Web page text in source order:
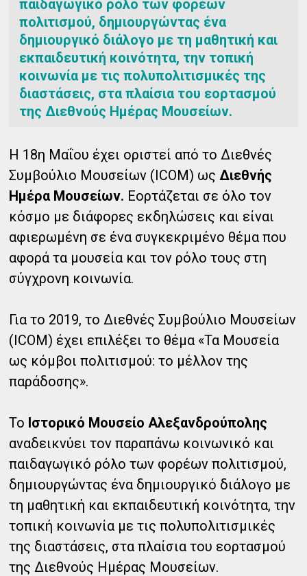
παιδαγωγικό ρόλο των φορέων
πολιτισμού, δημιουργώντας ένα
δημιουργικό διάλογο με τη μαθητική και
εκπαιδευτική κοινότητα, την τοπική
κοινωνία με τις πολυπολιτισμικές της
διαστάσεις, στα πλαίσια του εορτασμού
της Διεθνούς Ημέρας Μουσείων.
Η 18η Μαΐου έχει οριστεί από το Διεθνές
Συμβούλιο Μουσείων (ICOM) ωςΔιεθνής
Ημέρα Μουσείων. Εορτάζεται σε όλο τον
κόσμο με διάφορες εκδηλώσεις και είναι
αφιερωμένη σε ένα συγκεκριμένο θέμα που
αφορά τα μουσεία και τον ρόλο τους στη
σύγχρονη κοινωνία.
Για το 2019, το Διεθνές Συμβούλιο Μουσείων
(ICOM) έχει επιλέξει το θέμα «Τα Μουσεία
ως κόμβοι πολιτισμού: το μέλλον της
παράδοσης».
Το Ιστορικό Μουσείο Αλεξανδρούπολης
αναδεικνύει τον παραπάνω κοινωνικό και
παιδαγωγικό ρόλο των φορέων πολιτισμού,
δημιουργώντας ένα δημιουργικό διάλογο με
τη μαθητική και εκπαιδευτική κοινότητα, την
τοπική κοινωνία με τις πολυπολιτισμικές
της διαστάσεις, στα πλαίσια του εορτασμού
της Διεθνούς Ημέρας Μουσείων.